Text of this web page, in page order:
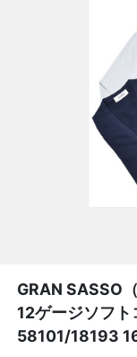
GRAN SASSO
12ゲージソフ
58101/18193